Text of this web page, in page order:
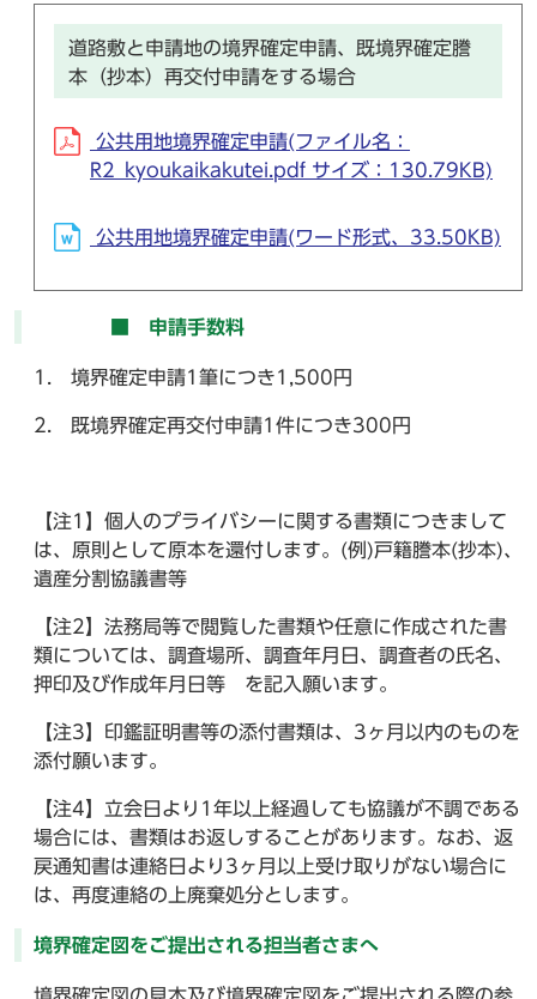
道路敷と申請地の境界確定申請、既境界確定謄
本（抄本）再交付申請をする場合
公共用地境界確定申請(ファイル名：
R2_kyoukaikakutei.pdf サイズ：130.79KB)
公共用地境界確定申請(ワード形式、33.50KB)
■ 申請手数料
1. 境界確定申請1筆につき1,500円
2. 既境界確定再交付申請1件につき300円
【注1】個人のプライバシーに関する書類につきまして
は、原則として原本を還付します。(例)戸籍謄本(抄本)、
遺産分割協議書等
【注2】法務局等で閲覧した書類や任意に作成された書
類については、調査場所、調査年月日、調査者の氏名、
押印及び作成年月日等 を記入願います。
【注3】印鑑証明書等の添付書類は、3ヶ月以内のものを
添付願います。
【注4】立会日より1年以上経過しても協議が不調である
場合には、書類はお返しすることがあります。なお、返
戻通知書は連絡日より3ヶ月以上受け取りがない場合に
は、再度連絡の上廃棄処分とします。
境界確定図をご提出される担当者さまへ